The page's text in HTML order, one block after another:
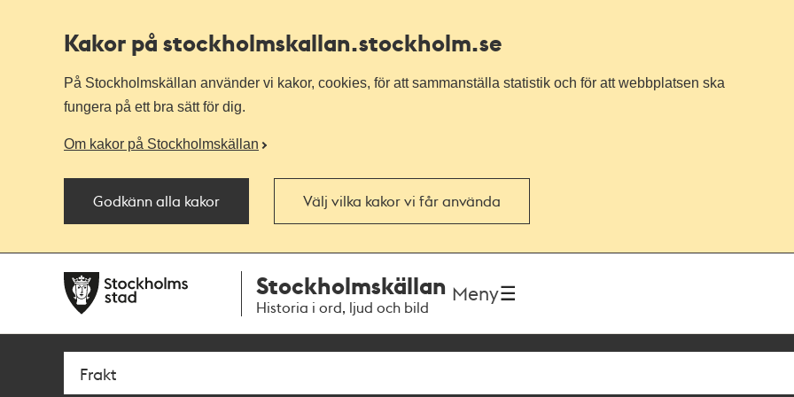
Kakor på stockholmskallan.stockholm.se
På Stockholmskällan använder vi kakor, cookies, för att sammanställa statistik och för att webbplatsen ska
fungera på ett bra sätt för dig.
Om kakor på Stockholmskällan
Godkänn alla kakor Välj vilka kakor vi får använda
navigationen
huvudinnehållet
Stockholmskällan
Historia i ord, ljud och bild
Meny
Sök